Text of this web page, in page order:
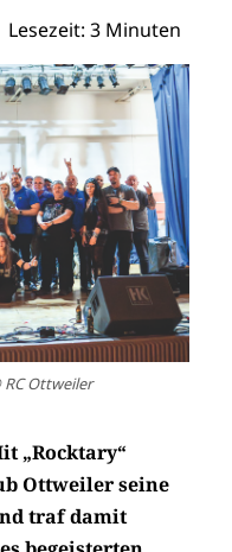
3 Minuten
Ottweiler
„Rocktary“
Ottweiler seine
traf damit